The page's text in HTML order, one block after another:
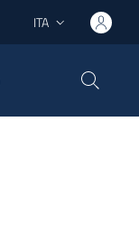
Lingua attiva:
ITA